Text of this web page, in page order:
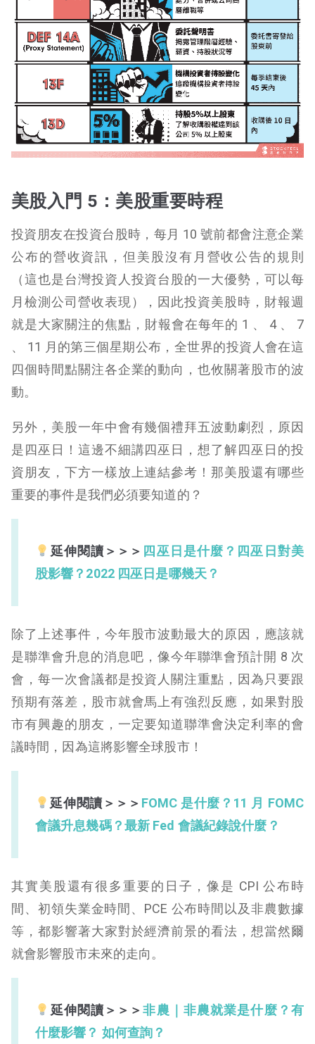
美股入門 5：美股重要時程
投資朋友在投資台股時，每月 10 號前都會注意企業
公布的營收資訊，但美股沒有月營收公告的規則
（這也是台灣投資人投資台股的一大優勢，可以每
月檢測公司營收表現），因此投資美股時，財報週
就是大家關注的焦點，財報會在每年的 1 、 4 、 7
、 11 月的第三個星期公布，全世界的投資人會在這
四個時間點關注各企業的動向，也攸關著股市的波
動。
另外，美股一年中會有幾個禮拜五波動劇烈，原因
是四巫日！這邊不細講四巫日，想了解四巫日的投
資朋友，下方一樣放上連結參考！那美股還有哪些
重要的事件是我們必須要知道的？
延伸閱讀＞＞＞ 四巫日是什麼？四巫日對美
股影響？2022 四巫日是哪幾天？
除了上述事件，今年股市波動最大的原因，應該就
是聯準會升息的消息吧，像今年聯準會預計開 8 次
會，每一次會議都是投資人關注重點，因為只要跟
預期有落差，股市就會馬上有強烈反應，如果對股
市有興趣的朋友，一定要知道聯準會決定利率的會
議時間，因為這將影響全球股市！
延伸閱讀＞＞＞ FOMC 是什麼？11 月 FOMC
會議升息幾碼？最新 Fed 會議紀錄說什麼？
其實美股還有很多重要的日子，像是 CPI 公布時
間、初領失業金時間、PCE 公布時間以及非農數據
等，都影響著大家對於經濟前景的看法，想當然爾
就會影響股市未來的走向。
延伸閱讀＞＞＞非農｜非農就業是什麼？有
什麼影響？ 如何查詢？